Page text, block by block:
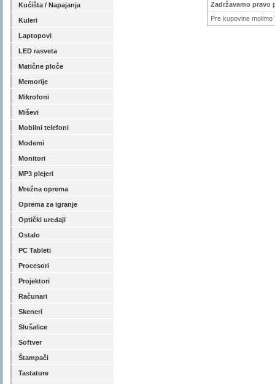
Kućišta / Napajanja
Kuleri
Laptopovi
LED rasveta
Matične ploče
Memorije
Mikrofoni
Miševi
Mobilni telefoni
Modemi
Monitori
MP3 plejeri
Mrežna oprema
Oprema za igranje
Optički uređaji
Ostalo
PC Tableti
Procesori
Projektori
Računari
Skeneri
Slušalice
Softver
Štampači
Tastature
Zadržavamo pravo
Pre kupovine